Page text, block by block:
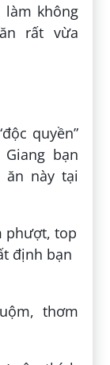
không
rất vừa
quyền”
bạn
ăn này tại
thơm